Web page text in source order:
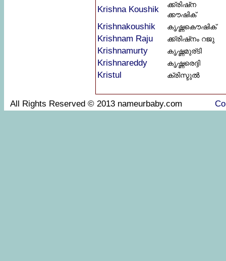
Krishna Koushik
ക്ക്രിഷ്ന
ക്കൗഷിക്
Krishnakoushik കൃഷ്ണകൌഷിക്
Krishnam Raju ക്ക്രിഷ്നം റജു
Krishnamurty കൃഷ്ണമുര്ടി
Krishnareddy കൃഷ്ണരെദ്ദി
Kristul ക്രിസ്ടുൽ
All Rights Reserved © 2013 nameurbaby.com